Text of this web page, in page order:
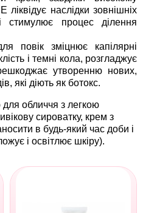
ліквідує наслідки зовнішніх
стимулює процес ділення
повік зміцнює капілярні
і темні кола, розгладжує
утворенню нових,
які діють як ботокс.
обличчя з легкою
сироватку, крем з
в будь-який час доби і
і освітлює шкіру).